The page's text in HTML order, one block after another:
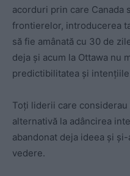
acorduri prin care Canada
frontierelor, introducerea
să fie amânată cu 30 de
deja și acum la Ottawa nu
predictibilitatea și
Toți liderii care considerau
alternativă la adâncirea
abandonat deja ideea și
vedere.